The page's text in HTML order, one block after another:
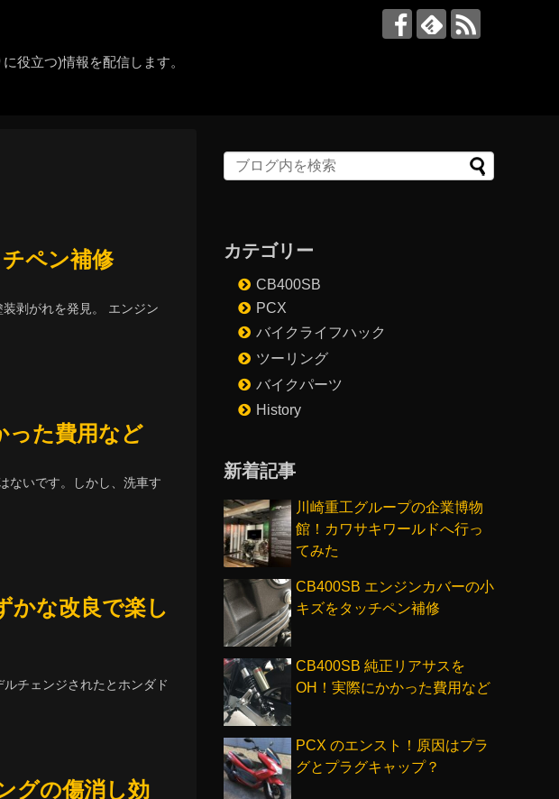
役立つ)情報を配信します。
ペン補修
剥がれを発見。 エンジン
った費用など
ないです。しかし、洗車す
かな改良で楽し
チェンジされたとホンダド
グの傷消し効
カテゴリー
CB400SB
PCX
バイクライフハック
ツーリング
バイクパーツ
History
新着記事
川崎重工グループの企業博物
館！カワサキワールドへ行っ
てみた
CB400SB エンジンカバーの小
キズをタッチペン補修
CB400SB 純正リアサスを
OH！実際にかかった費用など
PCX のエンスト！原因はプラ
グとプラグキャップ？